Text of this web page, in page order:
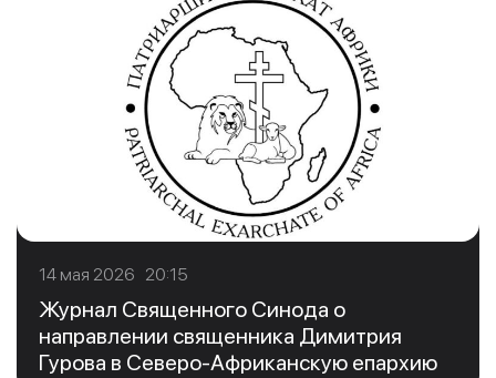
14 мая 2026 20:15
Журнал Священного Синода о
направлении священника Димитрия
Гурова в Северо-Африканскую епархию